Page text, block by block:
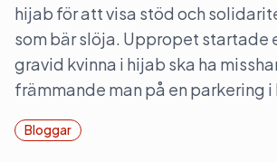
hijab för att visa stöd och
som bär slöja. Uppropet startade
gravid kvinna i hijab ska ha
främmande man på en parkering i
Bloggar